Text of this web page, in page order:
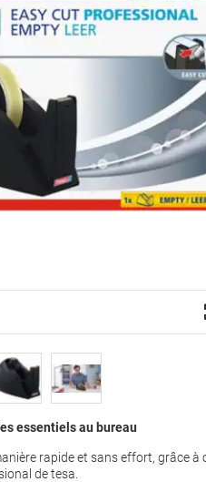
essentiels au bureau
rapide et sans effort, grâce à
de tesa.